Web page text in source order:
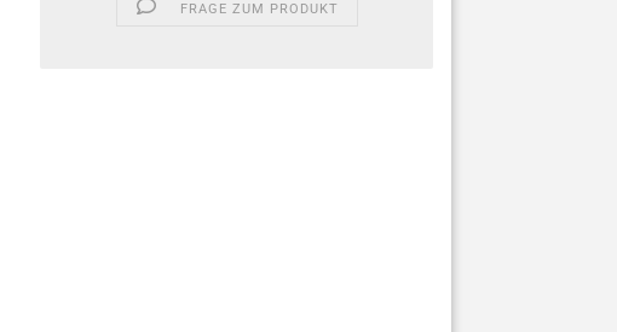
FRAGE ZUM PRODUKT